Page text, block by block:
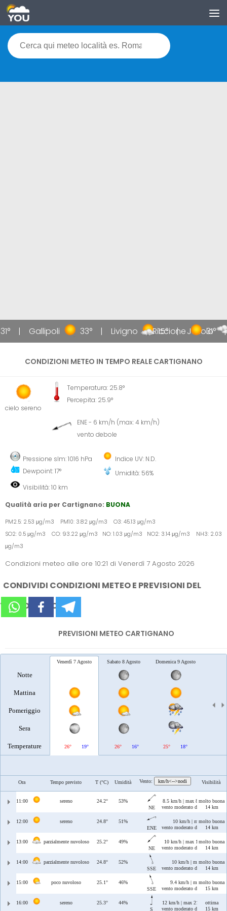
Gallipoli 33° Livigno 15° Jesolo
Riccione 31°
CONDIZIONI METEO IN TEMPO REALE CARTIGNANO
cielo sereno
Temperatura: 25.8°
Percepita: 25.9°
ENE - 6 km/h (max: 4 km/h)
vento debole
Pressione slm: 1016 hPa
Dewpoint: 17°
Indice UV: N.D.
Umidità: 56%
Visibilità: 10 km
Qualità aria per Cartignano: BUONA
PM2.5: 2.53 μg/m3 PM10: 3.82 μg/m3 O3: 45.13 μg/m3
SO2: 0.5 μg/m3 CO: 93.22 μg/m3 NO: 1.03 μg/m3 NO2: 3.14 μg/m3 NH3: 2.03
μg/m3
Condizioni meteo alle ore 10:21 di Venerdì 7 Agosto 2026
CONDIVIDI CONDIZIONI METEO E PREVISIONI DEL
TEMPO SUI SOCIAL
PREVISIONI METEO CARTIGNANO
Notte
Mattina
Pomeriggio
Sera
Temperature
Venerdì 7 Agosto
26° 19°
Sabato 8 Agosto
26° 16°
Domenica 9 Agosto
25° 18°
Ora Tempo previsto T (°C) Umidità Vento: km/h<-->nodi Visibilità
11:00 sereno 24.2°
53%
NE
8.5 km/h | max 8.5 km/h
vento moderato di Grecale
molto buona
14 km
12:00 sereno 24.8°
51%
ENE
10 km/h | max 10 km/h
vento moderato di Grecale/
molto buona
14 km
13:00 parzialmente nuvoloso 25.2°
49%
NE
10 km/h | max 10 km/h
vento moderato di Grecale
molto buona
14 km
14:00 parzialmente nuvoloso 24.8°
52%
SSE
10 km/h | max 11 km/h
vento moderato di Ostro/
molto buona
14 km
15:00 poco nuvoloso 25.1°
46%
SSE
9.4 km/h | max 9.9 km/h
vento moderato di Ostro/
molto buona
15 km
16:00 sereno 25.3°
44%
S
12 km/h | max 21 km/h
vento moderato di Ostro
ottima
15 km